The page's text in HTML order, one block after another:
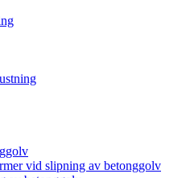
vid slipning av betonggolv